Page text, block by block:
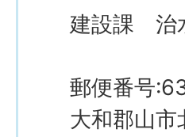
建設課 治
郵便番号
大和郡山